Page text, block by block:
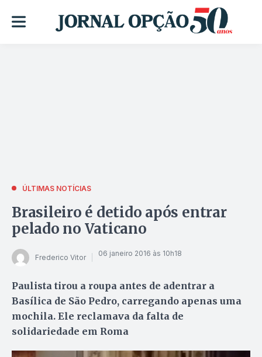
ÚLTIMAS NOTÍCIAS
Brasileiro é detido após entrar
pelado no Vaticano
Frederico Vitor 06 janeiro 2016 às 10h18
Paulista tirou a roupa antes de adentrar a
Basílica de São Pedro, carregando apenas uma
mochila. Ele reclamava da falta de
solidariedade em Roma